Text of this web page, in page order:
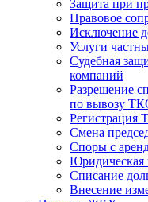
Защита при
Правовое
Исключение
Услуги
Судебная
компаний
Разрешение
по вывозу
Смена
Споры с
Юридическая
Списание
Внесение